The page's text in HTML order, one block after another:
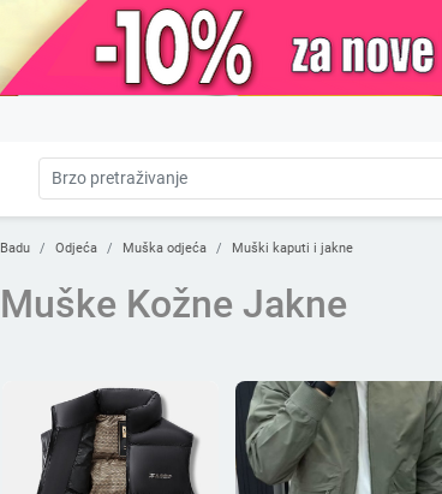
Badu Odjeća Muška odjeća Muški kaputi i jakne
Muške Kožne Jakne